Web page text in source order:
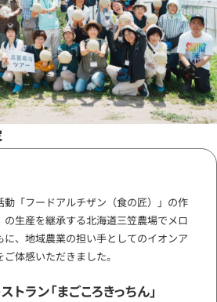
「フードアルチザン（食の匠）」の作
生産を継承する北海道三笠農場でメロ
に、地域農業の担い手としてのイオンア
体感いただきました。
ラン「まごころきっちん」